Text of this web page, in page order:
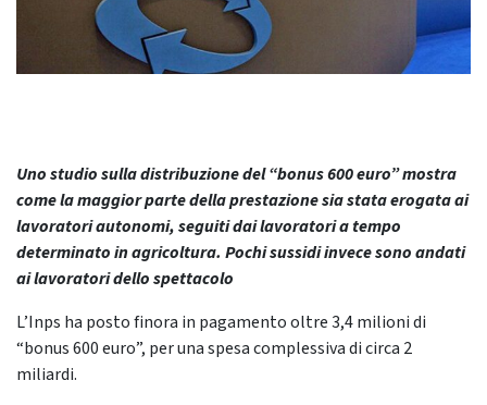
Uno studio sulla distribuzione del “bonus 600 euro” mostra
come la maggior parte della prestazione sia stata erogata ai
lavoratori autonomi, seguiti dai lavoratori a tempo
determinato in agricoltura. Pochi sussidi invece sono andati
ai lavoratori dello spettacolo
L’Inps ha posto finora in pagamento oltre 3,4 milioni di
“bonus 600 euro”, per una spesa complessiva di circa 2
miliardi.